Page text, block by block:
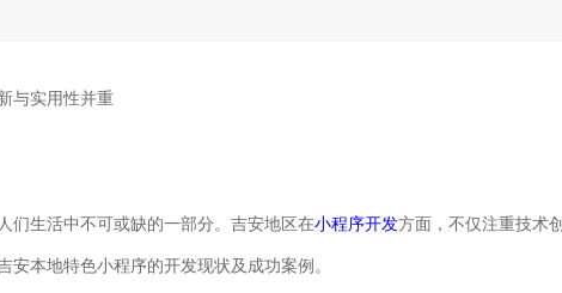
与实用性并重
们生活中不可或缺的一部分。吉安地区在小程序开发方面，不仅注重技术
本地特色小程序的开发现状及成功案例。